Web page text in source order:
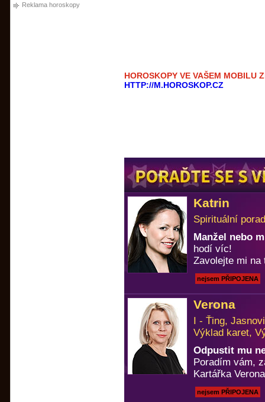
Reklama horoskopy
HOROSKOPY VE VAŠEM MOBILU
HTTP://M.HOROSKOP.CZ
Katrin
Spirituální
Manžel nebo
hodí víc!
Zavolejte mi
nejsem PŘIPOJENA
Verona
I - Ťing,
Výklad karet,
Odpustit mu
Poradím vám,
Kartářka Verona
nejsem PŘIPOJENA